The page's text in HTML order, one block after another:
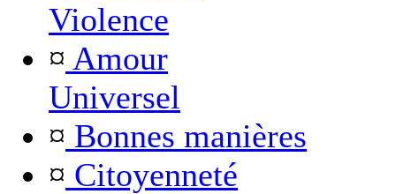
Violence
¤ Amour
Universel
¤ Bonnes manières
¤ Citoyenneté